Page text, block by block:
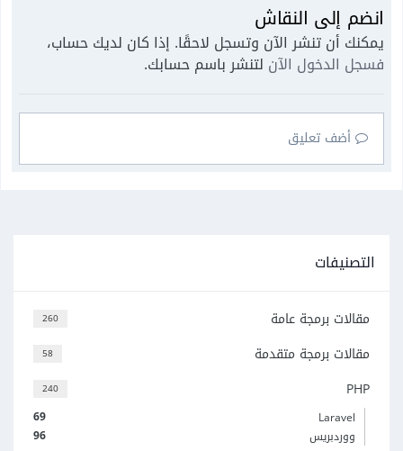
انضم إلى النقاش
يمكنك أن تنشر الآن وتسجل لاحقًا. إذا كان لديك حساب،
فسجل الدخول الآن لتنشر باسم حسابك.
أضف تعليق
التصنيفات
260 مقالات برمجة عامة
58 مقالات برمجة متقدمة
240 PHP
69
Laravel
96
ووردبريس